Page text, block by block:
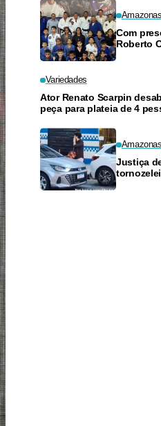
Amazonas
Com
Roberto
Variedades
Ator Renato Scarpin
peça para plateia de 4
Amazonas
Justiça